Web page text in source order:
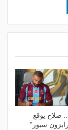
صلاح يوقع
سبور"